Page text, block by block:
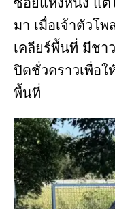
มา เมื่อเจ้าตัวโ
เคลียร์พื้นที่ มีชา
ปิดชั่วคราวเพื่อใ
พื้นที่